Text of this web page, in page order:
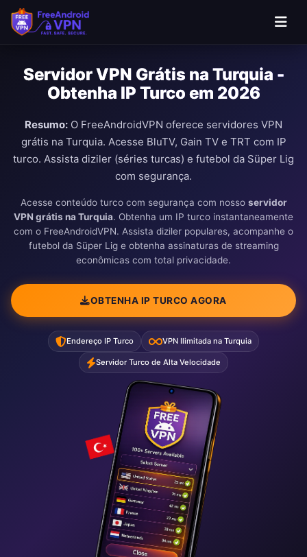
Servidor VPN Grátis na Turquia -
Obtenha IP Turco em 2026
Resumo: O FreeAndroidVPN oferece servidores VPN
grátis na Turquia. Acesse BluTV, Gain TV e TRT com IP
turco. Assista diziler (séries turcas) e futebol da Süper Lig
com segurança.
Acesse conteúdo turco com segurança com nosso servidor
VPN grátis na Turquia. Obtenha um IP turco instantaneamente
com o FreeAndroidVPN. Assista diziler populares, acompanhe o
futebol da Süper Lig e obtenha assinaturas de streaming
econômicas com total privacidade.
OBTENHA IP TURCO AGORA
Endereço IP Turco VPN Ilimitada na Turquia
Servidor Turco de Alta Velocidade